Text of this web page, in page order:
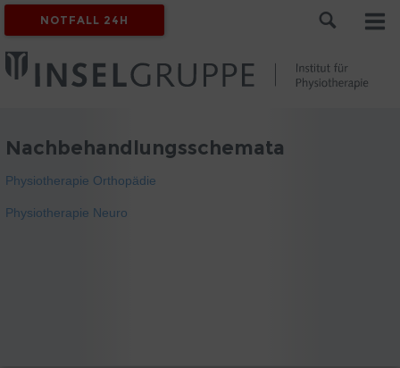
NOTFALL 24H
Nachbehandlungsschemata
Physiotherapie Orthopädie
Physiotherapie Neuro